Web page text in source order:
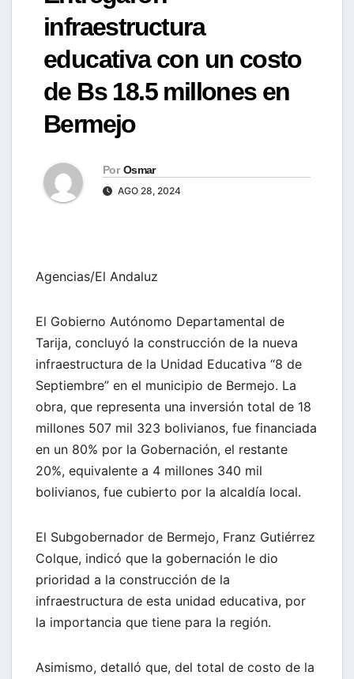
infraestructura
educativa con un costo
de Bs 18.5 millones en
Bermejo
Por Osmar
AGO 28, 2024
Agencias/El Andaluz
El Gobierno Autónomo Departamental de
Tarija, concluyó la construcción de la nueva
infraestructura de la Unidad Educativa “8 de
Septiembre” en el municipio de Bermejo. La
obra, que representa una inversión total de 18
millones 507 mil 323 bolivianos, fue financiada
en un 80% por la Gobernación, el restante
20%, equivalente a 4 millones 340 mil
bolivianos, fue cubierto por la alcaldía local.
El Subgobernador de Bermejo, Franz Gutiérrez
Colque, indicó que la gobernación le dio
prioridad a la construcción de la
infraestructura de esta unidad educativa, por
la importancia que tiene para la región.
Asimismo, detalló que, del total de costo de la